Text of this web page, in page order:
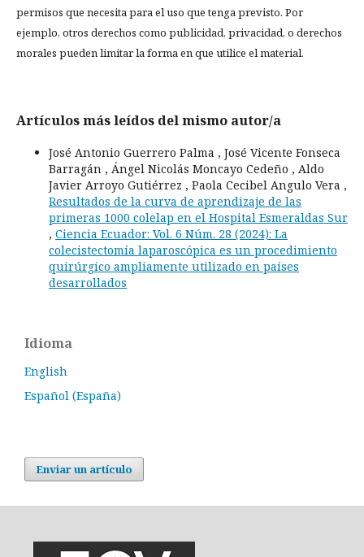
permisos que necesita para el uso que tenga previsto. Por
ejemplo, otros derechos como publicidad, privacidad, o derechos
morales pueden limitar la forma en que utilice el material.
Artículos más leídos del mismo autor/a
José Antonio Guerrero Palma , José Vicente Fonseca
Barragán , Ángel Nicolás Moncayo Cedeño , Aldo
Javier Arroyo Gutiérrez , Paola Cecibel Angulo Vera ,
Resultados de la curva de aprendizaje de las
primeras 1000 colelap en el Hospital Esmeraldas Sur
, Ciencia Ecuador: Vol. 6 Núm. 28 (2024): La
colecistectomía laparoscópica es un procedimiento
quirúrgico ampliamente utilizado en países
desarrollados
Idioma
English
Español (España)
Enviar un artículo